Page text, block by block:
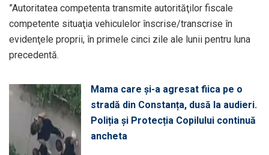
”Autoritatea competenta transmite autorităţilor fiscale
competente situaţia vehiculelor înscrise/transcrise în
evidenţele proprii, în primele cinci zile ale lunii pentru luna
precedentă.
Mama care și-a agresat fiica pe o
stradă din Constanța, dusă la audieri.
Poliția și Protecția Copilului continuă
ancheta